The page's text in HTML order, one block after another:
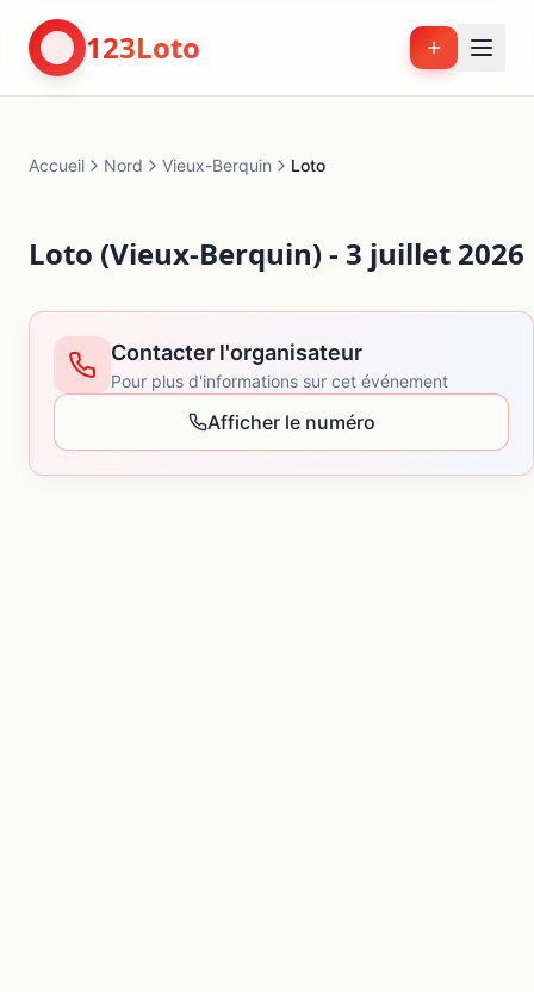
123Loto
Accueil Nord Vieux-Berquin Loto
Loto (Vieux-Berquin) - 3 juillet 2026
Contacter l'organisateur
Pour plus d'informations sur cet événement
Afficher le numéro